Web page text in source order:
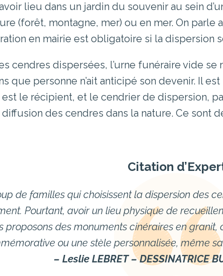
lieu dans un jardin du souvenir au sein
(forêt, montagne, mer) ou en mer. On parle
en mairie est obligatoire si la dispersion
cendres dispersées, l’urne funéraire vide
que personne n’ait anticipé son devenir. Il
est le récipient, et le cendrier de dispersion,
des cendres dans la nature. Ce sont
Citation
de familles qui choisissent la dispersion des
Pourtant, avoir un lieu physique de
proposons des monuments cinéraires en
ou une stèle personnalisée, même
– Leslie LEBRET – DESSINATRICE